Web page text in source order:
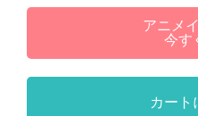
アニメ
今す
カート